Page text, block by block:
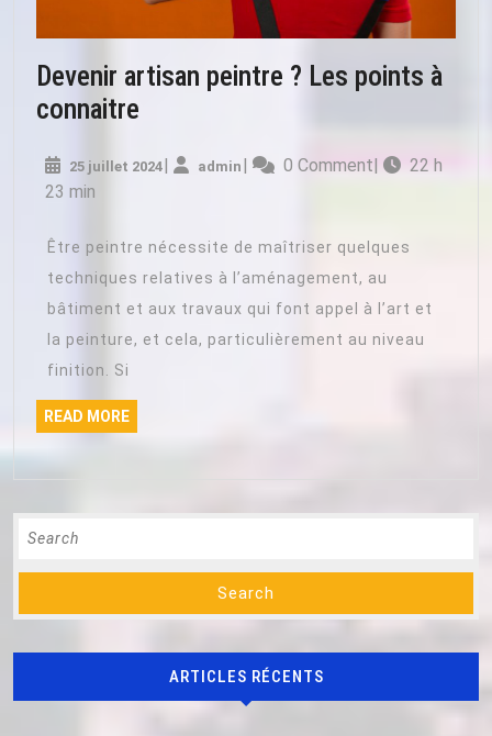
Devenir artisan peintre ? Les points à
connaitre
peintre
Les
points
à
connaitre
25 juillet 202425
| admin admin
| 0 Comment|
22 h
23 min
Être peintre nécessite de maîtriser quelques
techniques relatives à l’aménagement, au
bâtiment et aux travaux qui font appel à l’art et
la peinture, et cela, particulièrement au niveau
finition. Si
READ MOREREAD
MORE
Search
ARTICLES RÉCENTS